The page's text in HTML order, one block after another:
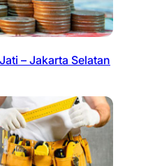
– Jakarta Selatan